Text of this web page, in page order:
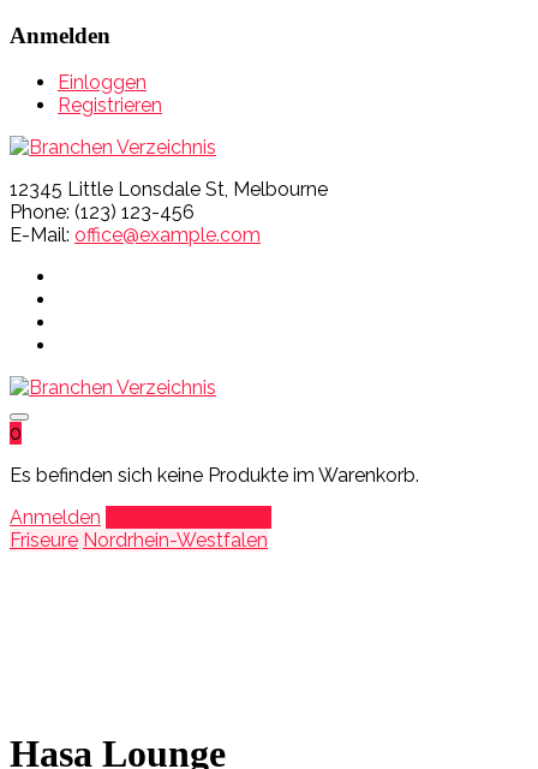
Anmelden
Einloggen
Registrieren
12345 Little Lonsdale St, Melbourne
Phone: (123) 123-456
E-Mail: office@example.com
0
Es befinden sich keine Produkte im Warenkorb.
Anmelden
Friseure Nordrhein-Westfalen
Hasa Lounge